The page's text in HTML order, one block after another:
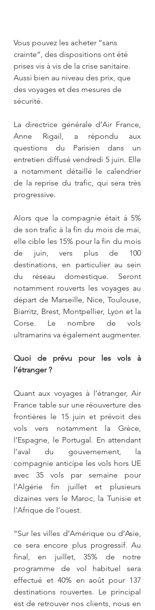
Vous pouvez les acheter “sans
crainte”, des dispositions ont été
prises vis à vis de la crise sanitaire.
Aussi bien au niveau des prix, que
des voyages et des mesures de
sécurité.
La directrice générale d’Air France,
Anne Rigail, a répondu aux
questions du Parisien dans un
entretien diffusé vendredi 5 juin. Elle
a notamment détaillé le calendrier
de la reprise du trafic, qui sera très
progressive.
Alors que la compagnie était à 5%
de son trafic à la fin du mois de mai,
elle cible les 15% pour la fin du mois
de juin, vers plus de 100
destinations, en particulier au sein
du réseau domestique. Seront
notamment rouverts les voyages au
départ de Marseille, Nice, Toulouse,
Biarritz, Brest, Montpellier, Lyon et la
Corse. Le nombre de vols
ultramarins va également augmenter.
Quoi de prévu pour les vols à
l’étranger ?
Quant aux voyages à l’étranger, Air
France table sur une réouverture des
frontières le 15 juin et prévoit des
vols vers notamment la Grèce,
l’Espagne, le Portugal. En attendant
l’aval du gouvernement, la
compagnie anticipe les vols hors UE
avec 35 vols par semaine pour
l’Algérie fin juillet et plusieurs
dizaines vers le Maroc, la Tunisie et
l’Afrique de l’ouest.
“Sur les villes d’Amérique ou d’Asie,
ce sera encore plus progressif. Au
final, en juillet, 35% de notre
programme de vol habituel sera
effectué et 40% en août pour 137
destinations rouvertes. Le principal
est de retrouver nos clients, nous en